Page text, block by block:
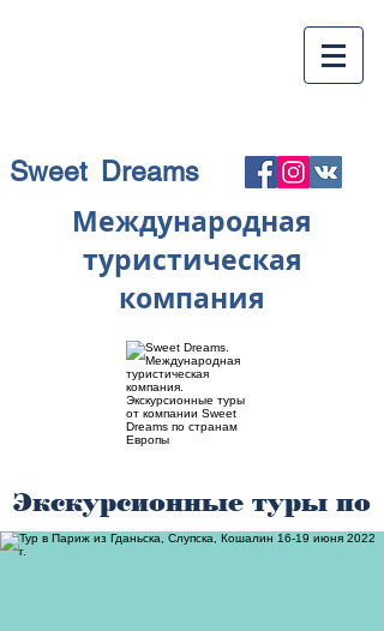
Sweet Dreams
Международная
туристическая
компания
Экскурсионные туры по
странам Европы